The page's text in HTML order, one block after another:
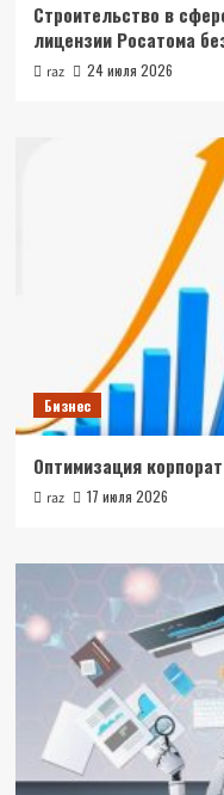
Строительство в
лицензии Росатома
raz 24 июля 2026
Бизнес
Оптимизация
raz 17 июля 2026